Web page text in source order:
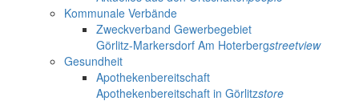
Kommunale Verbände
Zweckverband Gewerbegebiet
Görlitz-Markersdorf Am Hoterbergstreetview
Gesundheit
Apothekenbereitschaft
Apothekenbereitschaft in Görlitzstore